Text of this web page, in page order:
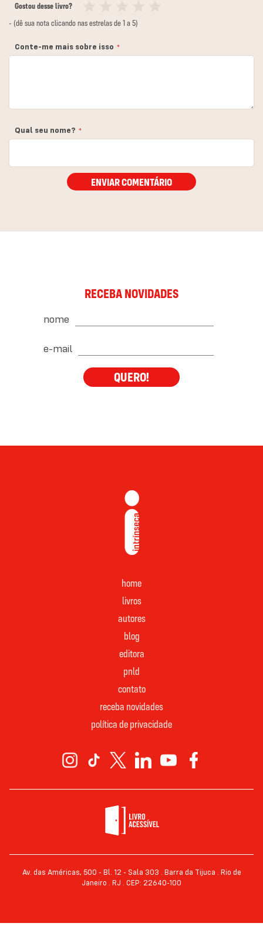
Gostou desse livro?
12
3
4
5
- (dê sua nota clicando nas estrelas de 1 a 5)
Conte-me mais sobre isso
Qual seu nome?
ENVIAR COMENTÁRIO
RECEBA NOVIDADES
nome
e-mail
QUERO!
home
livros
autores
blog
editora
pnld
contato
receba novidades
política de privacidade
Av. das Américas, 500 - Bl. 12 - Sala 303 . Barra da Tijuca . Rio de
Janeiro . RJ . CEP: 22640-100